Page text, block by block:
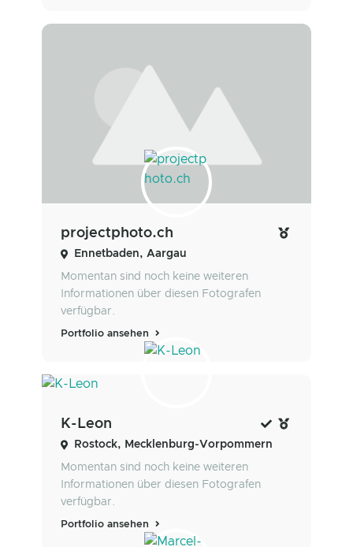
projectphoto.ch
Ennetbaden, Aargau
Momentan sind noch keine weiteren
Informationen über diesen Fotografen
verfügbar.
Portfolio ansehen
K-Leon
Rostock, Mecklenburg-Vorpommern
Momentan sind noch keine weiteren
Informationen über diesen Fotografen
verfügbar.
Portfolio ansehen